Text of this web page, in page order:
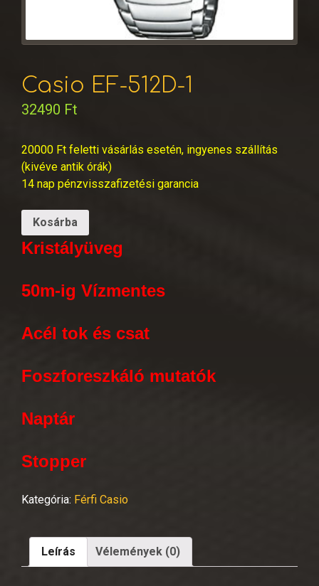
Casio EF-512D-1
32490 Ft
20000 Ft feletti vásárlás esetén, ingyenes szállítás
(kivéve antik órák)
14 nap pénzvisszafizetési garancia
Kosárba
Kristályüveg
50m-ig Vízmentes
Acél tok és csat
Foszforeszkáló mutatók
Naptár
Stopper
Kategória: Férfi Casio
Leírás Vélemények (0)